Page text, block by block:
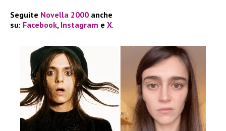
Seguite Novella 2000 anche
su: Facebook, Instagram e X.